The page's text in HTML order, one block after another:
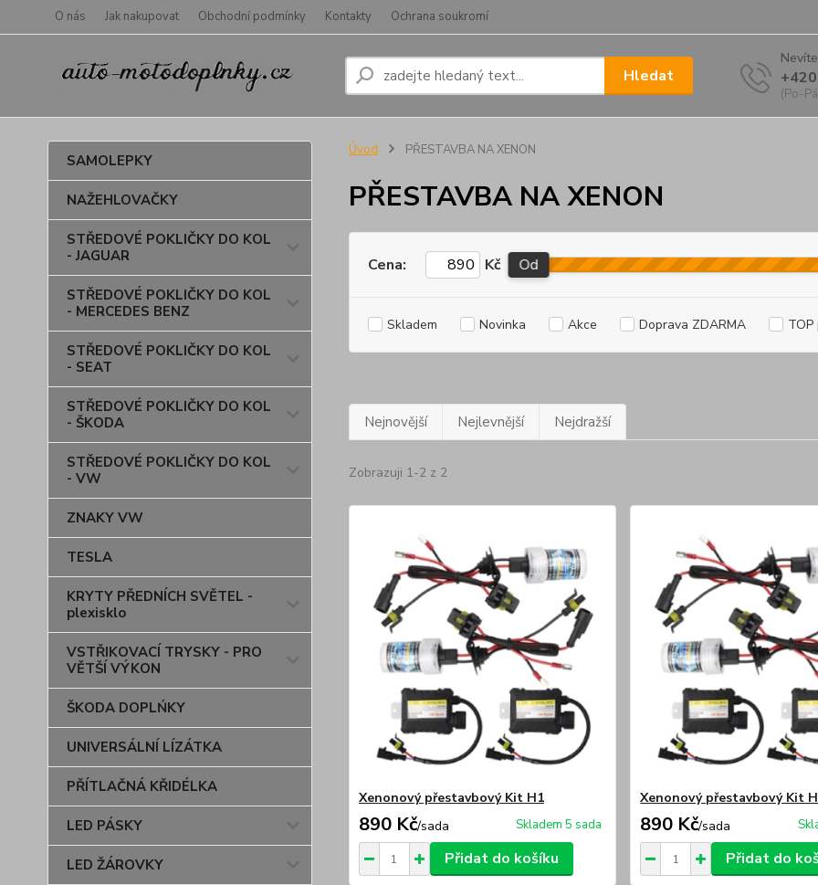
O nás Jak nakupovat Obchodní podmínky Kontakty Ochrana soukromí
Hledat
(Po-
SAMOLEPKY
NAŽEHLOVAČKY
STŘEDOVÉ POKLIČKY DO KOL
- JAGUAR
STŘEDOVÉ POKLIČKY DO KOL
- MERCEDES BENZ
STŘEDOVÉ POKLIČKY DO KOL
- SEAT
STŘEDOVÉ POKLIČKY DO KOL
- ŠKODA
STŘEDOVÉ POKLIČKY DO KOL
- VW
ZNAKY VW
TESLA
KRYTY PŘEDNÍCH SVĚTEL -
plexisklo
VSTŘIKOVACÍ TRYSKY - PRO
VĚTŠÍ VÝKON
ŠKODA DOPLŃKY
UNIVERSÁLNÍ LÍZÁTKA
PŘÍTLAČNÁ KŘIDÉLKA
LED PÁSKY
LED ŽÁROVKY
Úvod PŘESTAVBA NA XENON
PŘESTAVBA NA XENON
Cena: Kč Od
Skladem Novinka Akce Doprava ZDARMA
Nejnovější Nejlevnější Nejdražší
Zobrazuji 1-2 z 2
Xenonový přestavbový Kit H1
890 Kč/sada Skladem 5 sada
Přidat do košíku
Xenonový přestavbový Kit
890 Kč/sada
Přidat do